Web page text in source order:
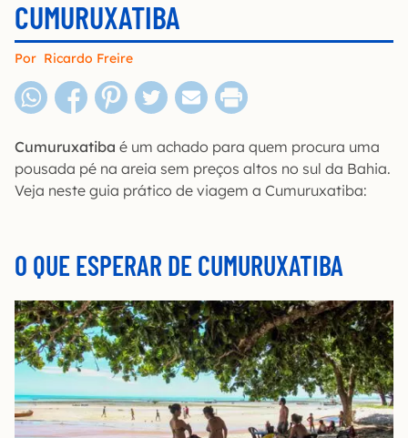
CUMURUXATIBA
Por Ricardo Freire
Cumuruxatiba é um achado para quem procura uma
pousada pé na areia sem preços altos no sul da Bahia.
Veja neste guia prático de viagem a Cumuruxatiba:
O QUE ESPERAR DE CUMURUXATIBA